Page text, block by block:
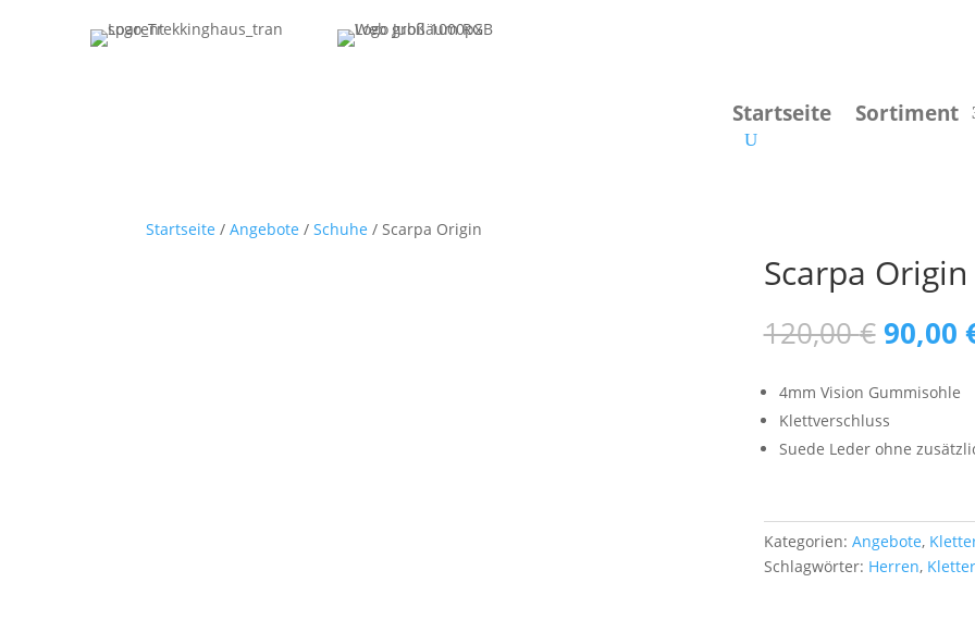
Startseite Sortiment
Startseite /Angebote /Schuhe / Scarpa Origin
Scarpa Origin
120,00€
Preis
war:
120,00 €
90,00
4mm Vision Gummisohle
Klettverschluss
Suede Leder ohne
Kategorien: Angebote,
Schlagwörter: Herren,